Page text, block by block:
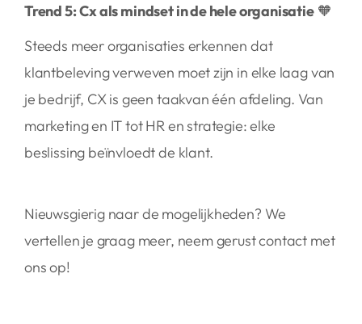
Trend 5:Cx als mindset in de hele organisatie🧡
Steeds meer organisaties erkennen dat
klantbeleving verweven moet zijn in elke laag van
je bedrijf, CX is geen taakvan één afdeling. Van
marketing en IT tot HR en strategie: elke
beslissing beïnvloedt de klant.
Nieuwsgierig naar de mogelijkheden? We
vertellen je graag meer, neem gerust contact met
ons op!